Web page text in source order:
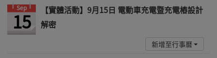
Sep
15
【實體活動】9月15日 電動車充電暨充電樁設計
解密
新增至行事曆